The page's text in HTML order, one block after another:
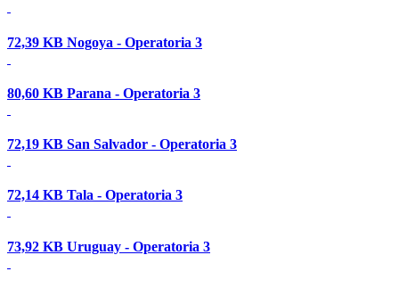
72,39 KB Nogoya - Operatoria 3
80,60 KB Parana - Operatoria 3
72,19 KB San Salvador - Operatoria 3
72,14 KB Tala - Operatoria 3
73,92 KB Uruguay - Operatoria 3